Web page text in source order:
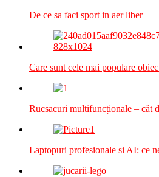
De ce sa faci sport in aer liber
Care sunt cele mai populare
Rucsacuri multifuncționale – cât
Laptopuri profesionale si AI: ce